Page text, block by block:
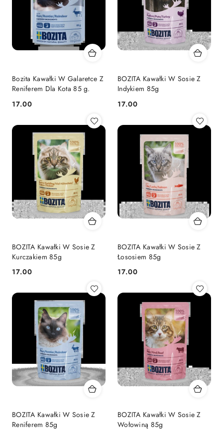
Bozita Kawałki W Galaretce Z
Reniferem Dla Kota 85 g.
Cena:
17.00
BOZITA Kawałki W Sosie Z
Indykiem 85g
Cena:
17.00
BOZITA Kawałki W Sosie Z
Kurczakiem 85g
Cena:
17.00
BOZITA Kawałki W Sosie Z
Łososiem 85g
Cena:
17.00
BOZITA Kawałki W Sosie Z
Reniferem 85g
BOZITA Kawałki W Sosie Z
Wołowiną 85g